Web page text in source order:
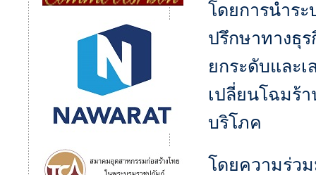
โดยการนำร
ปรึกษาทางธุ
ยกระดับและ
เปลี่ยนโฉมร้
บริโภค
โดยความร่ว